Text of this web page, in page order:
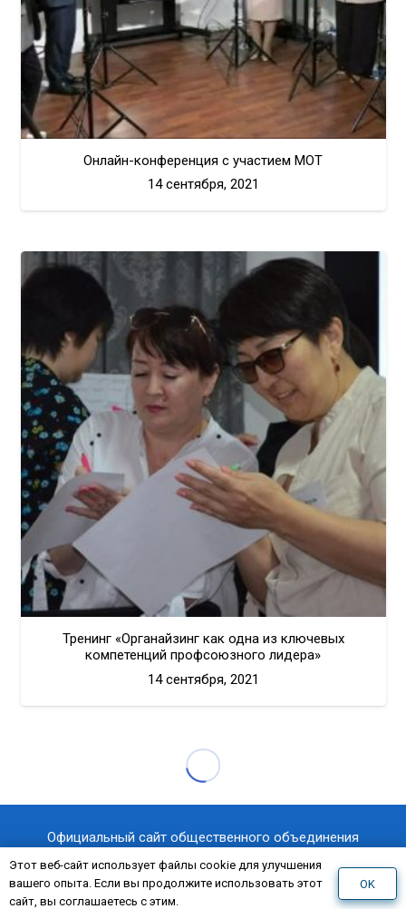
Онлайн-конференция с участием МОТ
14 сентября, 2021
Тренинг «Органайзинг как одна из ключевых
компетенций профсоюзного лидера»
14 сентября, 2021
Этот веб-сайт использует файлы cookie для улучшения
вашего опыта. Если вы продолжите использовать этот
сайт, вы соглашаетесь с этим.
OK